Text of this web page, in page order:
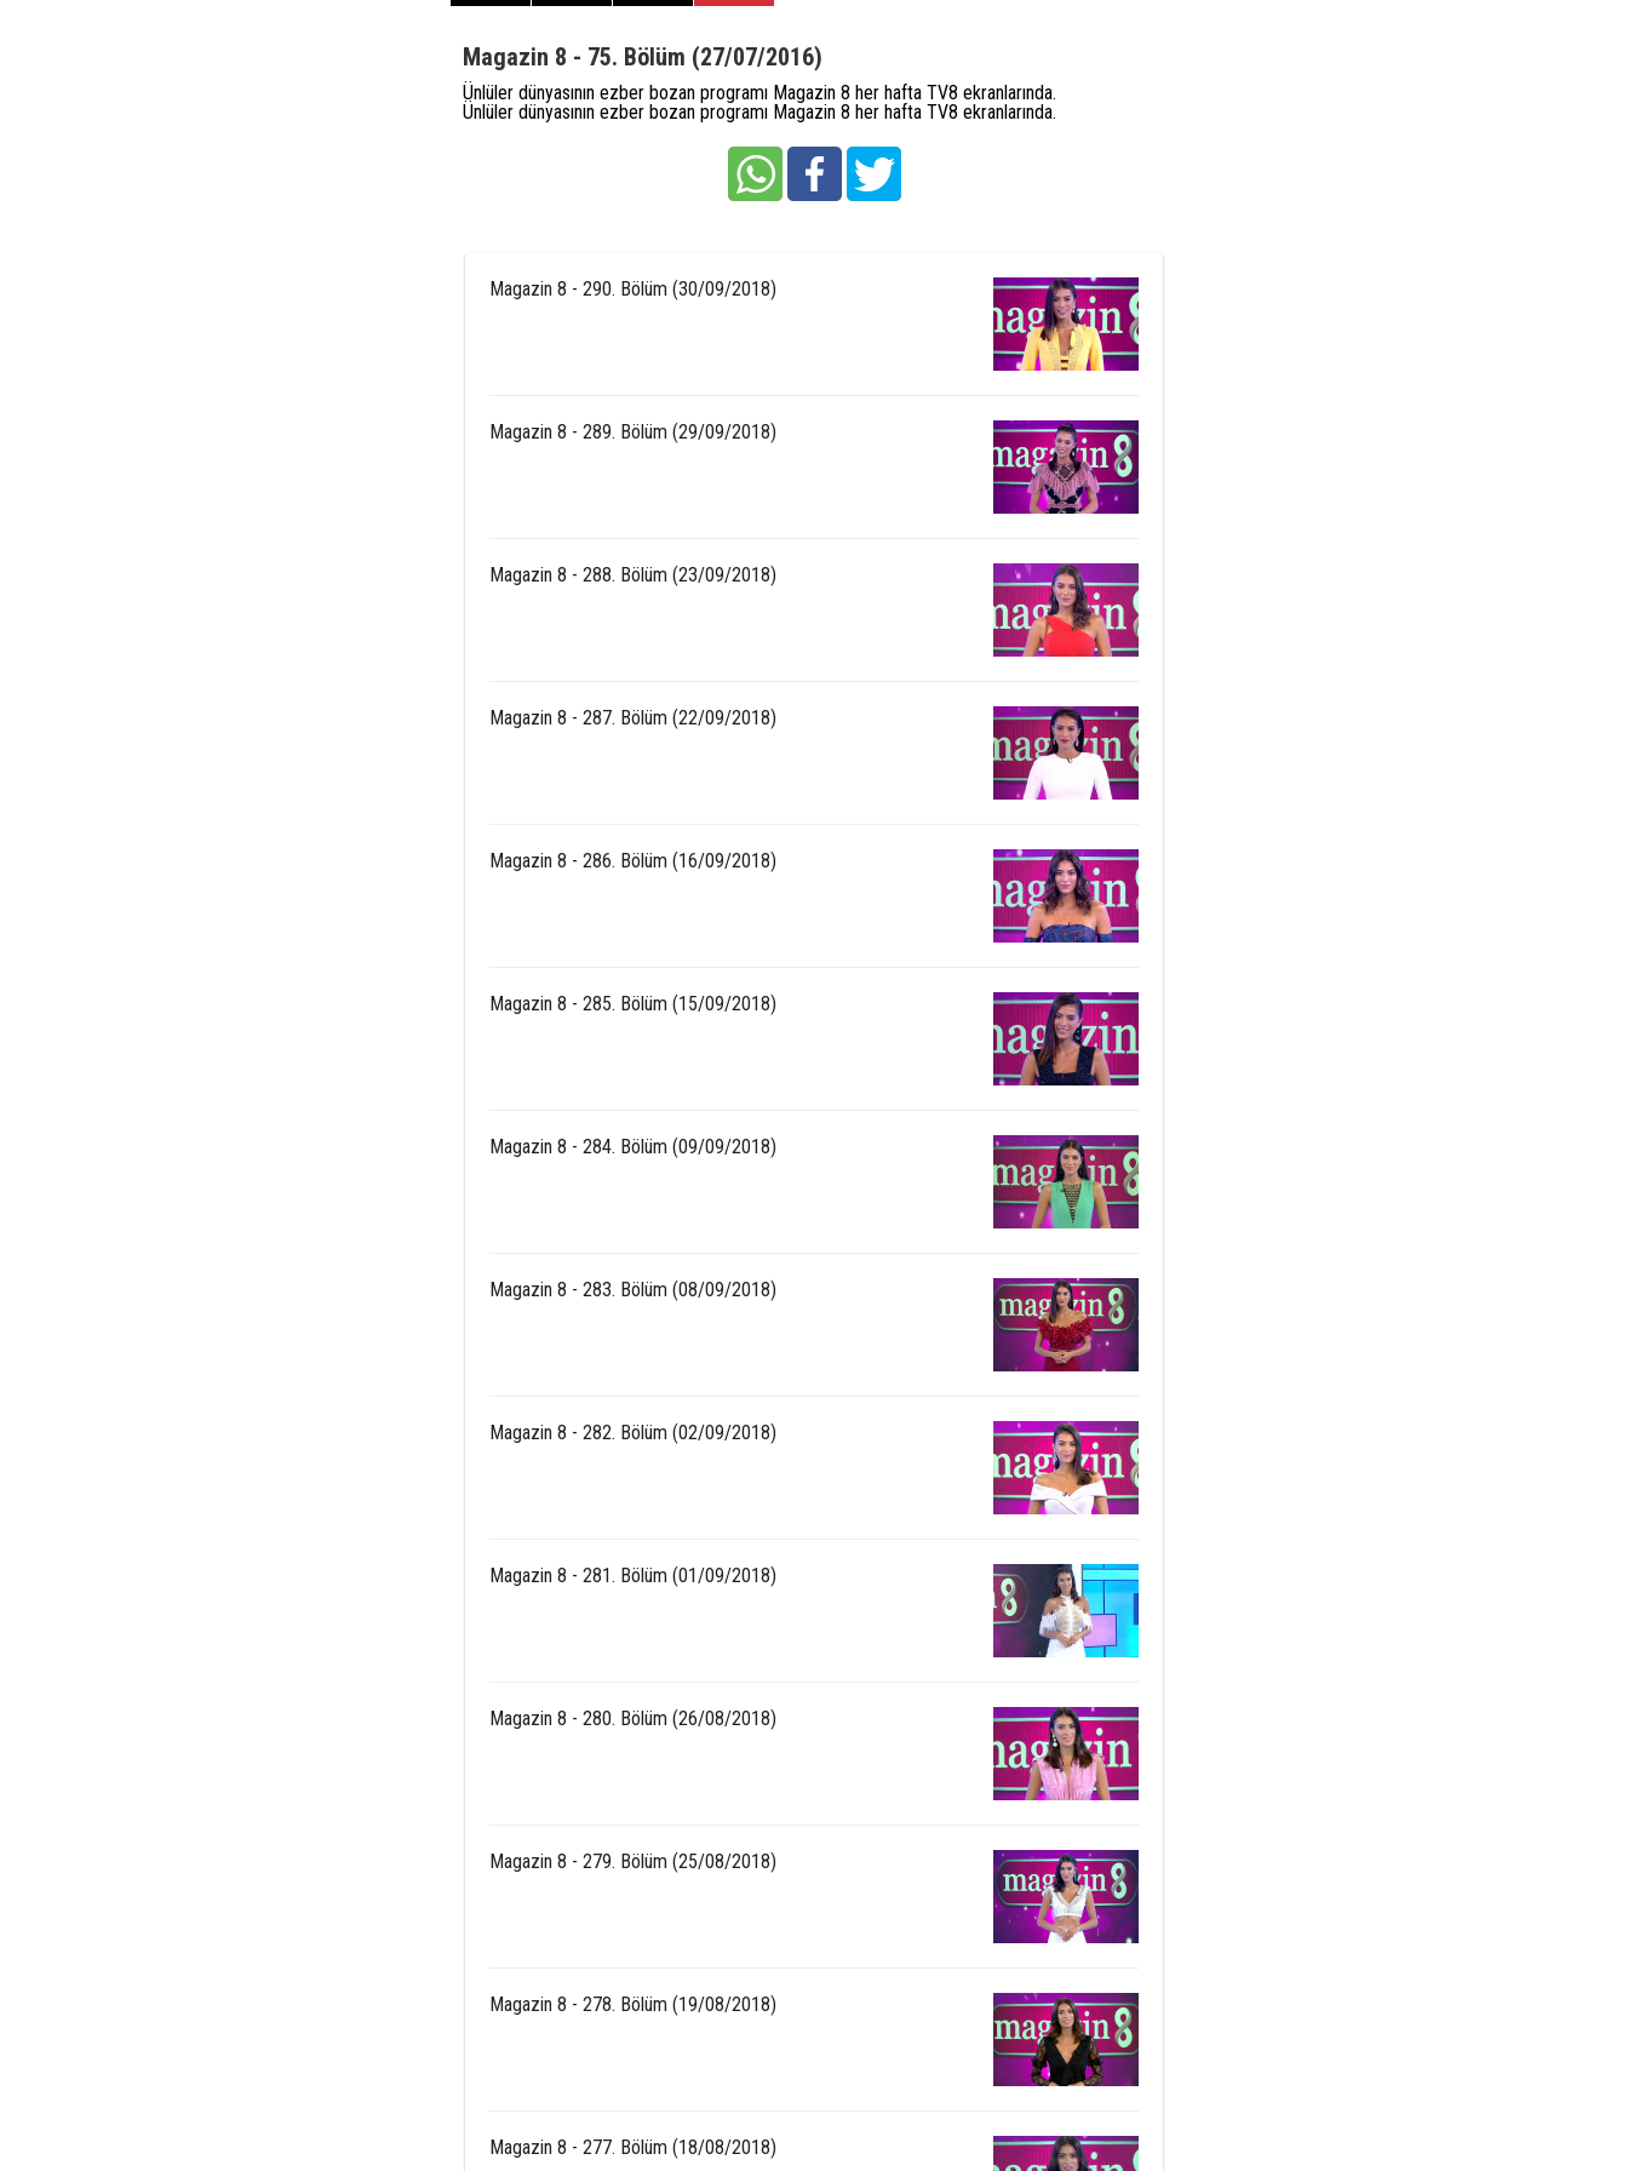
Magazin 8 - 75. Bölüm (27/07/2016)
Ünlüler dünyasının ezber bozan programı Magazin 8 her hafta TV8 ekranlarında.
Ünlüler dünyasının ezber bozan programı Magazin 8 her hafta TV8 ekranlarında.
Magazin 8 - 290. Bölüm (30/09/2018)
Magazin 8 - 289. Bölüm (29/09/2018)
Magazin 8 - 288. Bölüm (23/09/2018)
Magazin 8 - 287. Bölüm (22/09/2018)
Magazin 8 - 286. Bölüm (16/09/2018)
Magazin 8 - 285. Bölüm (15/09/2018)
Magazin 8 - 284. Bölüm (09/09/2018)
Magazin 8 - 283. Bölüm (08/09/2018)
Magazin 8 - 282. Bölüm (02/09/2018)
Magazin 8 - 281. Bölüm (01/09/2018)
Magazin 8 - 280. Bölüm (26/08/2018)
Magazin 8 - 279. Bölüm (25/08/2018)
Magazin 8 - 278. Bölüm (19/08/2018)
Magazin 8 - 277. Bölüm (18/08/2018)